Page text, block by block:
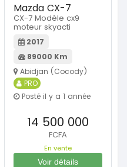
Mazda CX-7
CX-7 Modèle cx9
moteur skyacti
2017
89000 Km
Abidjan (Cocody)
PRO
Posté il y a 1 année
14 500 000
FCFA
En vente
Voir détails